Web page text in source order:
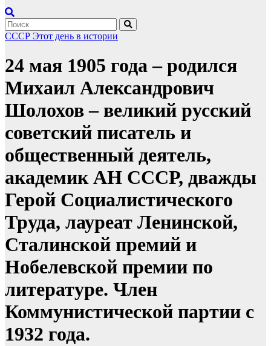
СССР Этот день в истории
24 мая 1905 года – родился
Михаил Александрович
Шолохов – великий русский
советский писатель и
общественный деятель,
академик АН СССР, дважды
Герой Социалистического
Труда, лауреат Ленинской,
Сталинской премий и
Нобелевской премии по
литературе. Член
Коммунистической партии с
1932 года.